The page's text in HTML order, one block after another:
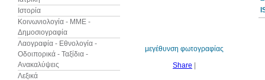
Ιστορία
Κοινωνιολογία - ΜΜΕ -
Δημοσιογραφία
Λαογραφία - Εθνολογία -
Οδοιπορικά - Ταξίδια -
Ανακαλύψεις
Λεξικά
μεγέθυνση φωτογραφίας
Share